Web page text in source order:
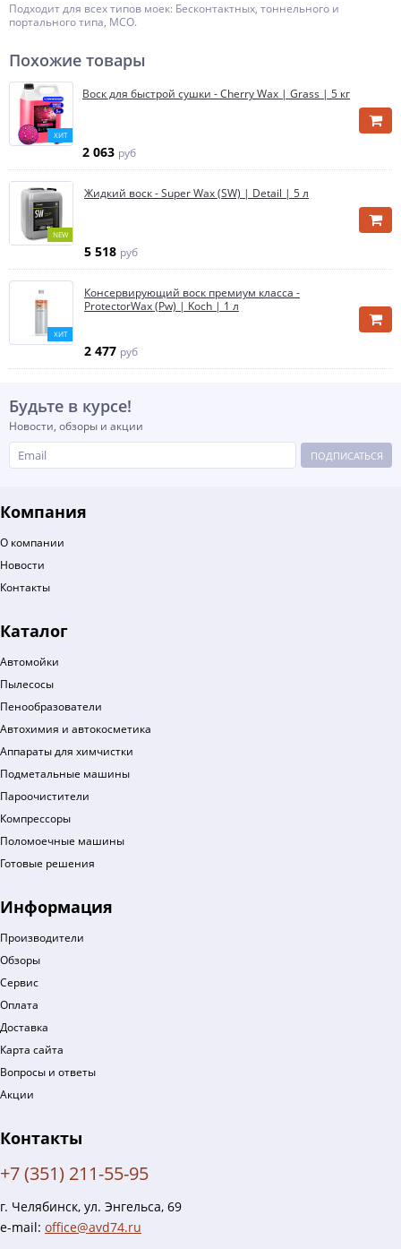
Подходит для всех типов моек: Бесконтактных, тоннельного и
портального типа, МСО.
Похожие товары
ХИТ
Воск для быстрой сушки - Cherry Wax | Grass | 5 кг
2 063 руб
NEW
Жидкий воск - Super Wax (SW) | Detail | 5 л
5 518 руб
ХИТ
Консервирующий воск премиум класса -
ProtectorWax (Рw) | Koch | 1 л
2 477 руб
Будьте в курсе!
Новости, обзоры и акции
ПОДПИСАТЬСЯ
Компания
О компании
Новости
Контакты
Каталог
Автомойки
Пылесосы
Пенообразователи
Автохимия и автокосметика
Аппараты для химчистки
Подметальные машины
Пароочистители
Компрессоры
Поломоечные машины
Готовые решения
Информация
Производители
Обзоры
Сервис
Оплата
Доставка
Карта сайта
Вопросы и ответы
Акции
Контакты
+7 (351) 211-55-95
г. Челябинск, ул. Энгельса, 69
e-mail: office@avd74.ru